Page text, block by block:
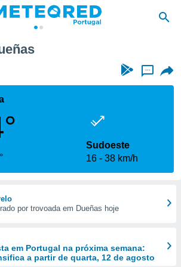
...
Sudoeste
16
38 km/h
por trovoada em Dueñas hoje
em Portugal na próxima semana:
a partir de quarta, 12 de agosto